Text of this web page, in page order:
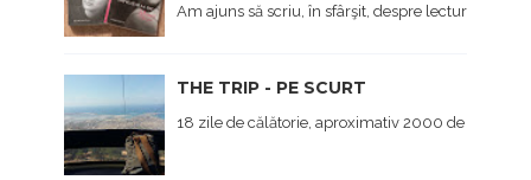
Am ajuns să scriu, în sfârşit, despre lectura mea
THE TRIP - PE SCURT
18 zile de călătorie, aproximativ 2000 de